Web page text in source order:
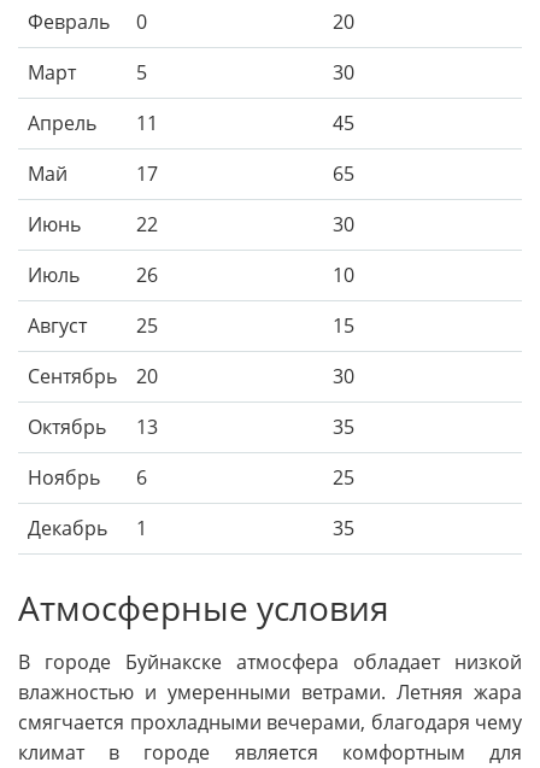
Февраль
0
20
Март
5
30
Апрель
11
45
Май
17
65
Июнь
22
30
Июль
26
10
Август
25
15
Сентябрь
20
30
Октябрь
13
35
Ноябрь
6
25
Декабрь
1 35
Атмосферные условия
В городе Буйнакске атмосфера обладает низкой
влажностью и умеренными ветрами. Летняя жара
смягчается прохладными вечерами, благодаря чему
климат в городе является комфортным для